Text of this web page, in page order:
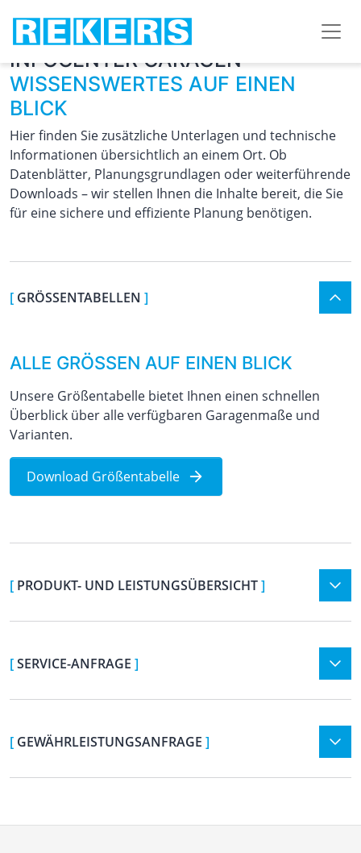
INFOCENTER GARAGEN
WISSENSWERTES AUF EINEN
BLICK
Hier finden Sie zusätzliche Unterlagen und technische
Informationen übersichtlich an einem Ort. Ob
Datenblätter, Planungsgrundlagen oder weiterführende
Downloads – wir stellen Ihnen die Inhalte bereit, die Sie
für eine sichere und effiziente Planung benötigen.
[ GRÖSSENTABELLEN ]
ALLE GRÖSSEN AUF EINEN BLICK
Unsere Größentabelle bietet Ihnen einen schnellen
Überblick über alle verfügbaren Garagenmaße und
Varianten.
Download Größentabelle
[ PRODUKT- UND LEISTUNGSÜBERSICHT]
[SERVICE-ANFRAGE ]
[ GEWÄHRLEISTUNGSANFRAGE ]